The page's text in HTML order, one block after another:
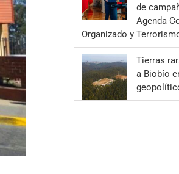
de
Agenda
Organizado y
Tierras
a Biobío